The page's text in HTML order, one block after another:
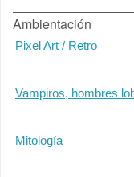
Ambientación
Pixel Art / Retro
Vampiros, hombres
Mitología